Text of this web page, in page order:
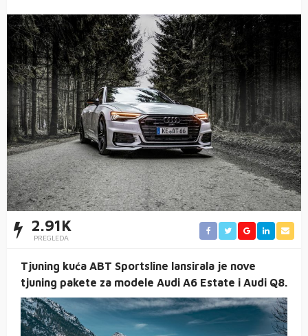
2.91K
PREGLEDA
Tjuning kuća ABT Sportsline lansirala je nove
tjuning pakete za modele Audi A6 Estate i Audi Q8.